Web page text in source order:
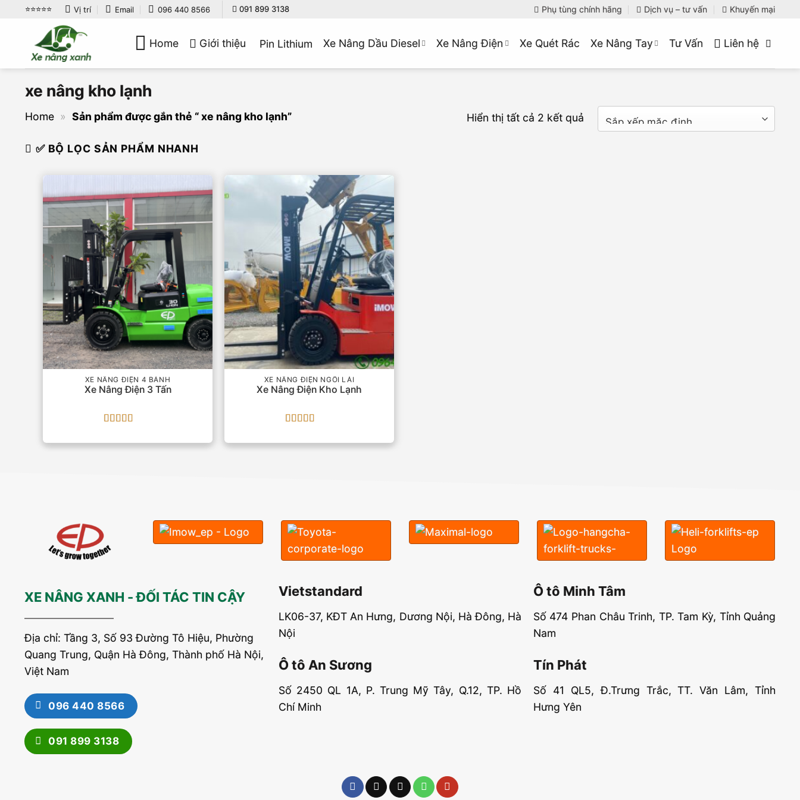
⭐️⭐️⭐️⭐️⭐️ Vị trí Email 096 440 8566 091 899 3138 Phụ tùng chính hãng Dịch vụ – tư vấn Khuyến mại
Home Giới thiệu Pin Lithium Xe Nâng Dầu Diesel Xe Nâng Điện Xe Quét Rác Xe Nâng Tay Tư Vấn Liên hệ
xe nâng kho lạnh
Home » Sản phẩm được gắn thẻ “ xe nâng kho lạnh”
✅ BỘ LỌC SẢN PHẨM NHANH
Hiển thị tất cả 2 kết quả
XE NÂNG ĐIỆN 4 BÁNH
Xe Nâng Điện 3 Tấn
hạng55 sao
XE NÂNG ĐIỆN NGỒI LÁI
Xe Nâng Điện Kho Lạnh
hạng55 sao
XE NÂNG XANH - ĐỐI TÁC TIN CẬY
Địa chỉ: Tầng 3, Số 93 Đường Tô Hiệu, Phường
Quang Trung, Quận Hà Đông, Thành phố Hà Nội,
Việt Nam
096 440 8566
091 899 3138
Vietstandard
LK06-37, KĐT An Hưng, Dương Nội, Hà Đông, Hà
Nội
Ô tô An Sương
Số 2450 QL 1A, P. Trung Mỹ Tây, Q.12, TP. Hồ
Chí Minh
Ô tô Minh Tâm
Số 474 Phan Châu Trinh, TP. Tam Kỳ, Tỉnh Quảng
Nam
Tín Phát
Số 41 QL5, Đ.Trưng Trắc, TT. Văn Lâm, Tỉnh
Hưng Yên